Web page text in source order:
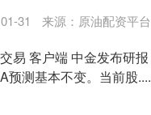
31 来源：原油配资平台
易 客户端 中金发布研报
预测基本不变。当前股....